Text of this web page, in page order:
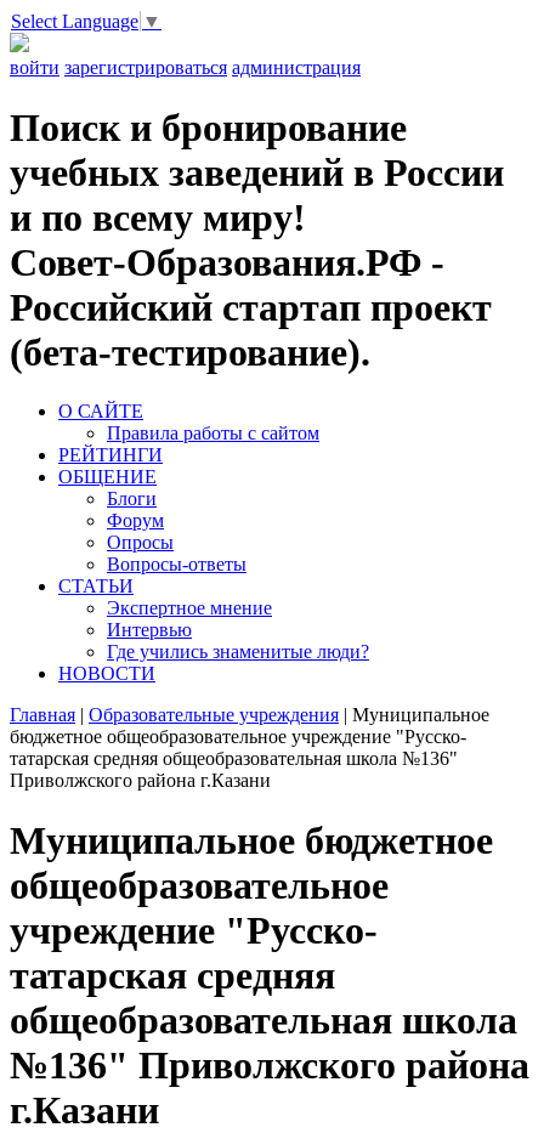
Select Language ▼
войти зарегистрироваться администрация
Поиск и бронирование
учебных заведений в России
и по всему миру!
Совет-Образования.РФ -
Российский стартап проект
(бета-тестирование).
О САЙТЕ
Правила работы с сайтом
РЕЙТИНГИ
ОБЩЕНИЕ
Блоги
Форум
Опросы
Вопросы-ответы
СТАТЬИ
Экспертное мнение
Интервью
Где учились знаменитые люди?
НОВОСТИ
Главная | Образовательные учреждения | Муниципальное
бюджетное общеобразовательное учреждение "Русско-
татарская средняя общеобразовательная школа №136"
Приволжского района г.Казани
Муниципальное бюджетное
общеобразовательное
учреждение "Русско-
татарская средняя
общеобразовательная школа
№136" Приволжского района
г.Казани